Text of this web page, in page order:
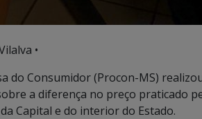
•
do Consumidor (Procon-MS)
a diferença no preço praticado
Capital e do interior do Estado.